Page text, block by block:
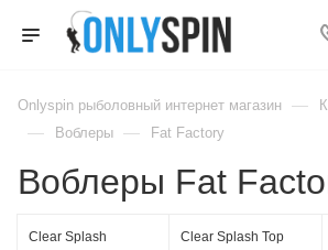
Onlyspin рыболовный интернет магазин —
— Воблеры — Fat Factory
Воблеры Fat
Clear Splash
Clear Splash Top